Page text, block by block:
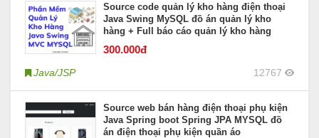
Source code quản lý kho hàng điện thoại
Java Swing MySQL đồ án quản lý kho
hàng + Full báo cáo quản lý kho hàng
300.000đ
Java/JSP 12767
Source web bán hàng điện thoại phụ kiện
Java Spring boot Spring JPA MYSQL đồ
án điện thoại phụ kiện quần áo